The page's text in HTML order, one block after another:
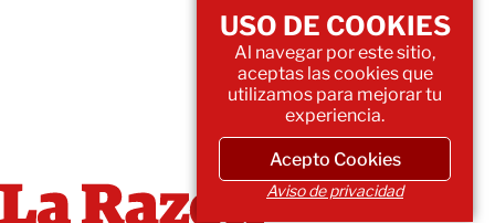
USO DE COOKIES
Al navegar por este sitio,
aceptas las cookies que
utilizamos para mejorar tu
experiencia.
Acepto Cookies
Aviso de privacidad